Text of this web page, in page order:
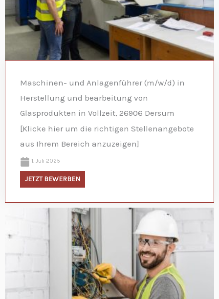
Maschinen- und Anlagenführer (m/w/d) in
Herstellung und bearbeitung von
Glasprodukten in Vollzeit, 26906 Dersum
[Klicke hier um die richtigen Stellenangebote
aus Ihrem Bereich anzuzeigen]
1. Juli 2025
JETZT BEWERBEN